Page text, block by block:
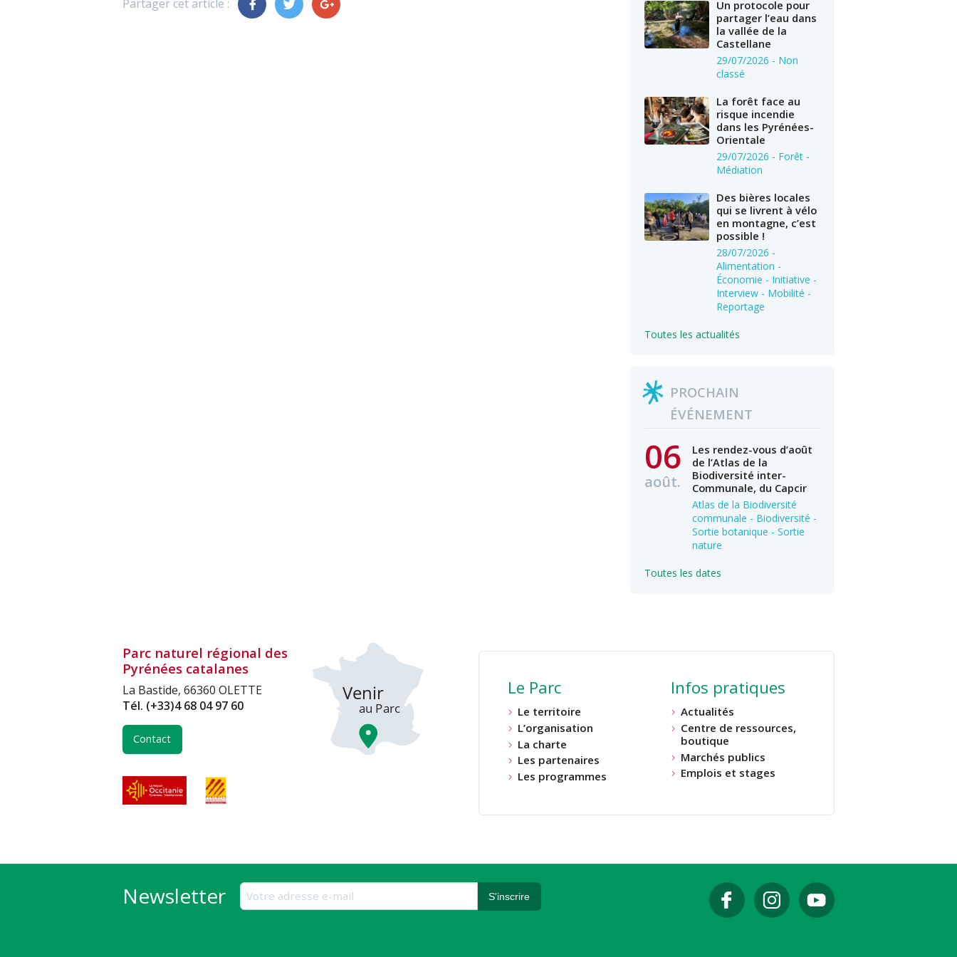
Partager cet article :
Un protocole pour
partager l’eau dans
la vallée de la
Castellane
29/07/2026 - Non
classé
La forêt face au
risque incendie
dans les Pyrénées-
Orientale
29/07/2026 - Forêt -
Médiation
Des bières locales
qui se livrent à vélo
en montagne, c’est
possible !
28/07/2026 -
Alimentation -
Économie - Initiative -
Interview - Mobilité -
Reportage
Toutes les actualités
PROCHAIN
ÉVÉNEMENT
06
août.
Les rendez-vous d’août
de l’Atlas de la
Biodiversité inter-
Communale, du Capcir
Atlas de la Biodiversité
communale - Biodiversité -
Sortie botanique - Sortie
nature
Toutes les dates
Parc naturel régional des
Pyrénées catalanes
La Bastide, 66360 OLETTE
Tél. (+33)4 68 04 97 60
Contact
Le Parc
Le territoire
L’organisation
La charte
Les partenaires
Les programmes
Infos pratiques
Actualités
Centre de ressources,
boutique
Marchés publics
Emplois et stages
Newsletter